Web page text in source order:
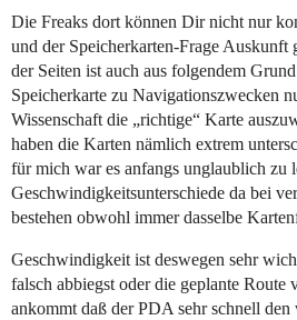
Die Freaks dort können Dir nicht nur
und der Speicherkarten-Frage Auskunft
der Seiten ist auch aus folgendem
Speicherkarte zu Navigationszwecken
Wissenschaft die „richtige“ Karte
haben die Karten nämlich extrem
für mich war es anfangs unglaublich zu
Geschwindigkeitsunterschiede da bei
bestehen obwohl immer dasselbe
Geschwindigkeit ist deswegen sehr
falsch abbiegst oder die geplante Route
ankommt daß der PDA sehr schnell